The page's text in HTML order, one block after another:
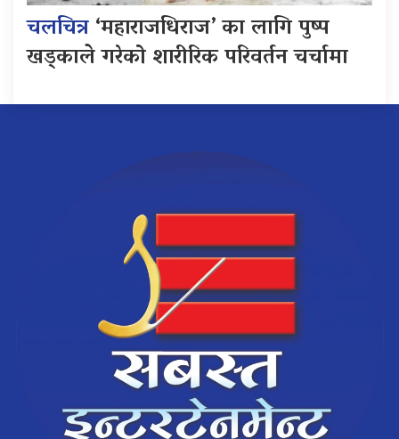
चलचित्र‘महाराजधिराज’ का लागि पुष्प
खड्काले गरेको शारीरिक परिवर्तन चर्चामा